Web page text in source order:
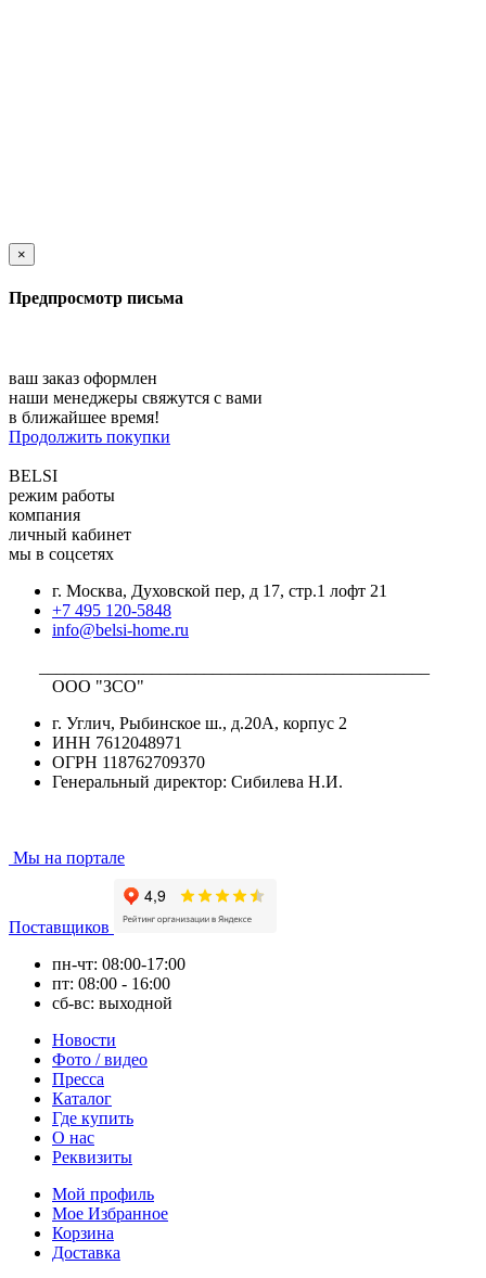
×
Предпросмотр письма
ваш заказ оформлен
наши менеджеры свяжутся с вами
в ближайшее время!
Продолжить покупки
BELSI
режим работы
компания
личный кабинет
мы в соцсетях
г. Москва, Духовской пер, д 17, стр.1 лофт 21
+7 495 120-5848
info@belsi-home.ru
ООО "ЗСО"
г. Углич, Рыбинское ш., д.20А, корпус 2
ИНН 7612048971
ОГРН 118762709370
Генеральный директор: Сибилева Н.И.
Мы на портале
Поставщиков
пн-чт: 08:00-17:00
пт: 08:00 - 16:00
сб-вс: выходной
Новости
Фото / видео
Пресса
Каталог
Где купить
О нас
Реквизиты
Мой профиль
Мое Избранное
Корзина
Доставка